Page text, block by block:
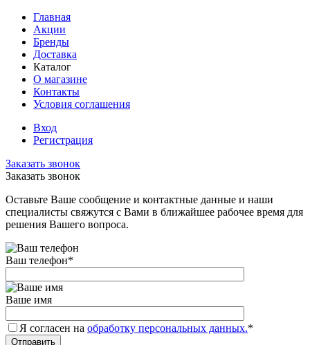
Главная
Акции
Бренды
Доставка
Каталог
О магазине
Контакты
Условия соглашения
Вход
Регистрация
Заказать звонок
Заказать звонок
Оставьте Ваше сообщение и контактные данные и наши
специалисты свяжутся с Вами в ближайшее рабочее время для
решения Вашего вопроса.
Ваш телефон*
Ваше имя
Я согласен на обработку персональных данных.*